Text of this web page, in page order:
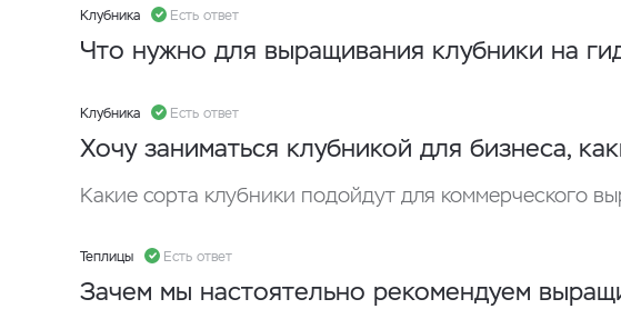
Клубника Есть ответ
Что нужно для выращивания клубники на
Клубника Есть ответ
Хочу заниматься клубникой для бизнеса,
Какие сорта клубники подойдут для коммерческого
Теплицы Есть ответ
Зачем мы настоятельно рекомендуем